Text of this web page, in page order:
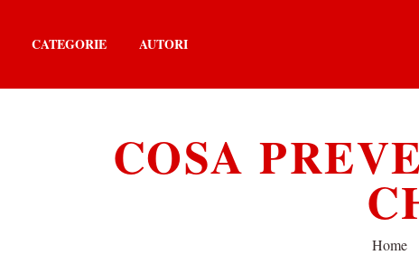
CATEGORIE AUTORI
COSA
Home